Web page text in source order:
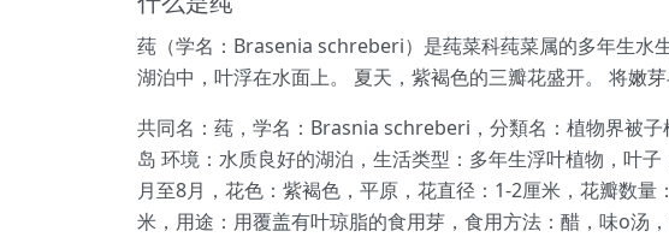
莼（学名：Brasenia schreberi）是莼菜科莼菜属的多年生水
湖泊中，叶浮在水面上。 夏天，紫褐色的三瓣花盛开。 将嫩
共同名：莼，学名：Brasnia schreberi，分類名：植物界被
岛 环境：水质良好的湖泊，生活类型：多年生浮叶植物，叶
月至8月，花色：紫褐色，平原，花直径：1-2厘米，花瓣数
米，用途：用覆盖有叶琼脂的食用芽，食用方法：醋，味o汤